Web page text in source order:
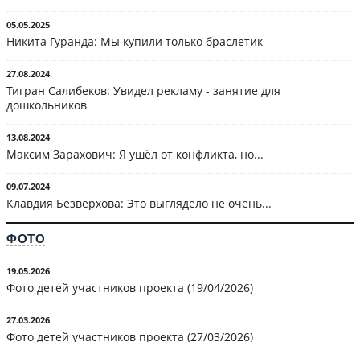
05.05.2025
Никита Гуранда: Мы купили только браслетик
27.08.2024
Тигран Салибеков: Увидел рекламу - занятие для
дошкольников
13.08.2024
Максим Зарахович: Я ушёл от конфликта, но...
09.07.2024
Клавдия Безверхова: Это выглядело не очень...
ФОТО
19.05.2026
Фото детей участников проекта (19/04/2026)
27.03.2026
Фото детей участников проекта (27/03/2026)